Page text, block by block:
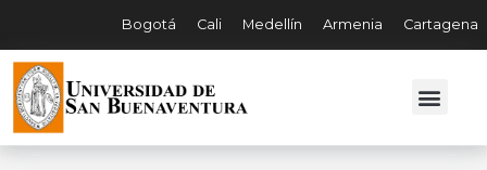
Bogotá Cali Medellín Armenia Cartagena